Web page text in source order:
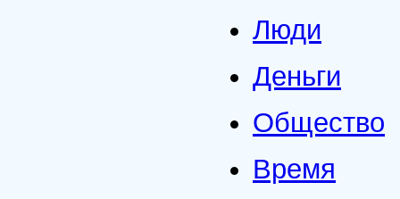
Люди
Деньги
Общество
Время